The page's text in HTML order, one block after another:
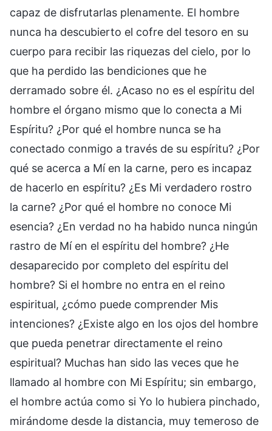
capaz de disfrutarlas plenamente. El hombre
nunca ha descubierto el cofre del tesoro en su
cuerpo para recibir las riquezas del cielo, por lo
que ha perdido las bendiciones que he
derramado sobre él. ¿Acaso no es el espíritu del
hombre el órgano mismo que lo conecta a Mi
Espíritu? ¿Por qué el hombre nunca se ha
conectado conmigo a través de su espíritu? ¿Por
qué se acerca a Mí en la carne, pero es incapaz
de hacerlo en espíritu? ¿Es Mi verdadero rostro
la carne? ¿Por qué el hombre no conoce Mi
esencia? ¿En verdad no ha habido nunca ningún
rastro de Mí en el espíritu del hombre? ¿He
desaparecido por completo del espíritu del
hombre? Si el hombre no entra en el reino
espiritual, ¿cómo puede comprender Mis
intenciones? ¿Existe algo en los ojos del hombre
que pueda penetrar directamente el reino
espiritual? Muchas han sido las veces que he
llamado al hombre con Mi Espíritu; sin embargo,
el hombre actúa como si Yo lo hubiera pinchado,
mirándome desde la distancia, muy temeroso de